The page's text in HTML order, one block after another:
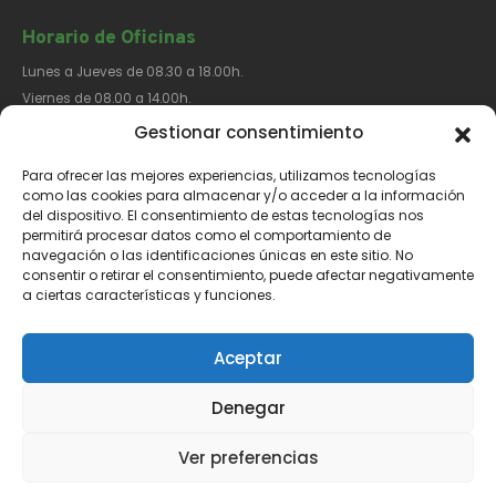
Gestionar consentimiento
Para ofrecer las mejores experiencias, utilizamos tecnologías
como las cookies para almacenar y/o acceder a la información
del dispositivo. El consentimiento de estas tecnologías nos
permitirá procesar datos como el comportamiento de
navegación o las identificaciones únicas en este sitio. No
consentir o retirar el consentimiento, puede afectar negativamente
a ciertas características y funciones.
Aceptar
Denegar
Ver preferencias
Horario de Oficinas
Lunes a Jueves de 08.30 a 18.00h.
Viernes de 08.00 a 14.00h.
Síguenos​
Aviso Legal Política de Privacidad Política de Cookies